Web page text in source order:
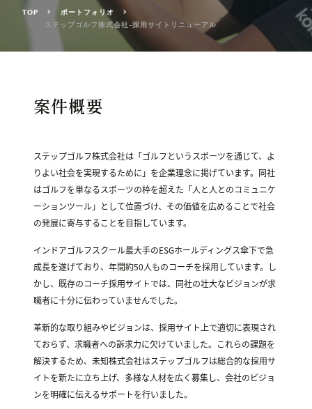
TOP
ポートフォリオ
ステップゴルフ株式会社-採用サイトリニューアル
案件概要
ステップゴルフ株式会社は「ゴルフというスポーツを通じて、よ
りよい社会を実現するために」を企業理念に掲げています。同社
はゴルフを単なるスポーツの枠を超えた「人と人とのコミュニケ
ーションツール」として位置づけ、その価値を広めることで社会
の発展に寄与することを目指しています。
インドアゴルフスクール最大手のESGホールディングス傘下で急
成長を遂げており、年間約50人ものコーチを採用しています。し
かし、既存のコーチ採用サイトでは、同社の壮大なビジョンが求
職者に十分に伝わっていませんでした。
革新的な取り組みやビジョンは、採用サイト上で適切に表現され
ておらず、求職者への訴求力に欠けていました。これらの課題を
解決するため、未知株式会社はステップゴルフは総合的な採用サ
イトを新たに立ち上げ、多様な人材を広く募集し、会社のビジョ
ンを明確に伝えるサポートを行いました。